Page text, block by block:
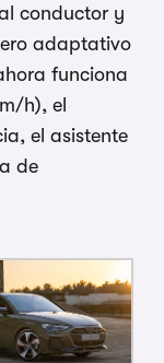
conductor y
adaptativo
funciona
h), el
el asistente
de